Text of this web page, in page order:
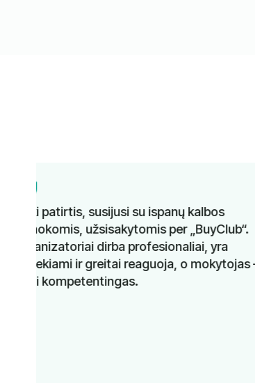
Išsamus mokymas, kompetentingi
mokytojai ir geresnis kalbos
trumpą laiką. Rekomenduojama!